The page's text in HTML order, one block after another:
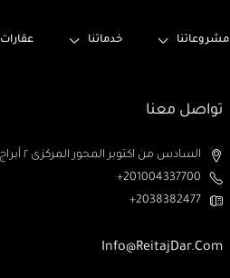
مشروعاتنا خدماتنا عقارات
تواصل معنا
السادس من اكتوبر المحور المركزى ٢ أبراج الشركة العالمية (ابراج عزيز ميخائيل) – الدور 2 مكتب رتاج
201004337700+
2038382477+
Info@ReitajDar.com